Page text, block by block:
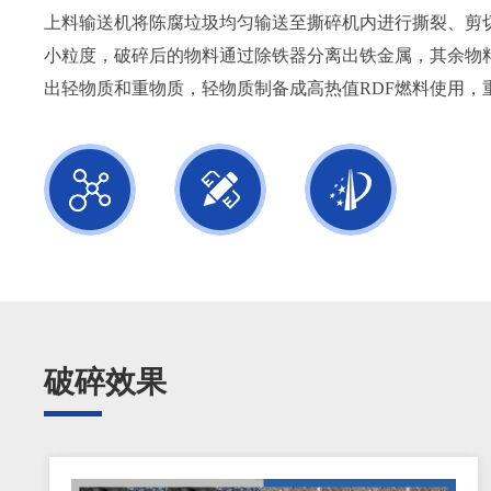
上料输送机将陈腐垃圾均匀输送至撕碎机内进行撕裂、剪
小粒度，破碎后的物料通过除铁器分离出铁金属，其余物
出轻物质和重物质，轻物质制备成高热值RDF燃料使用，
破碎效果